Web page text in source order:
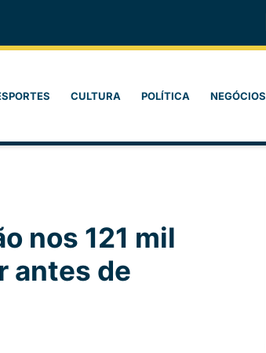
CULTURA POLÍTICA NEGÓCIOS
nos 121 mil
antes de